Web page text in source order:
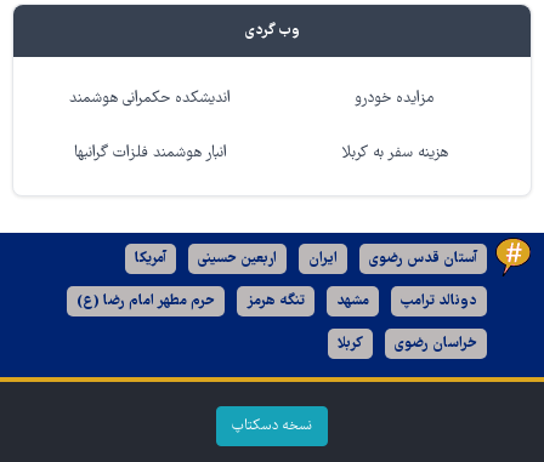
وب گردی
مزایده خودرو اندیشکده حکمرانی هوشمند
هزینه سفر به کربلا انبار هوشمند فلزات گرانبها
آستان قدس رضوی ایران اربعین حسینی آمریکا
دونالد ترامپ مشهد تنگه هرمز حرم مطهر امام رضا (ع)
خراسان رضوی کربلا
نسخه دسکتاپ